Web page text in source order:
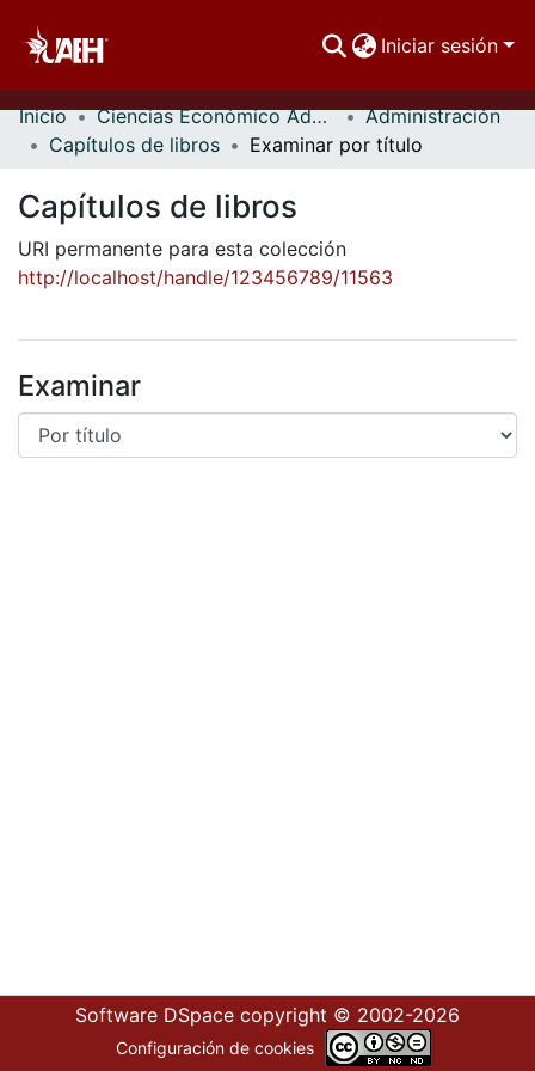
Iniciar sesión
Comunidades
Estadísticas
Inicio Ciencias Económico Administrativas
Administración
Capítulos de libros
Examinar por título
Capítulos de libros
URI permanente para esta colección
http://localhost/handle/123456789/11563
Examinar
Software DSpace copyright © 2002-2026
Configuración de cookies